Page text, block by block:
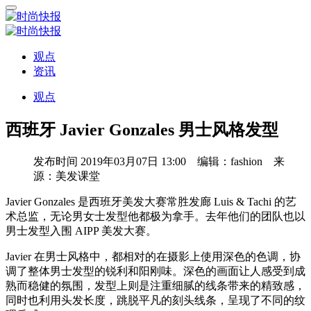
观点
资讯
观点
西班牙 Javier Gonzales 男士风格发型
发布时间 2019年03月07日 13:00 编辑：fashion 来
源：美发课堂
Javier Gonzales 是西班牙美发大赛常胜发廊 Luis & Tachi 的艺
术总监，无论男女士发型他都极为拿手。去年他们的团队也以
男士发型入围 AIPP 美发大赛。
Javier 在男士风格中，都相对的在摄影上使用深色的色调，协
调了整体男士发型的锐利和阳刚味。深色的画面让人感受到成
熟而稳健的氛围，发型上则是注重细腻的线条带来的精致感，
同时也利用头发长度，跳脱平凡的刻头线条，呈现了不同的纹